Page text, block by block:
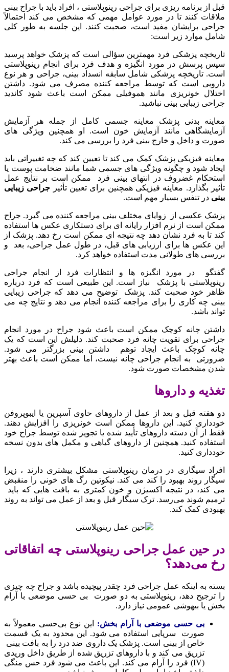
قبل از برنامه ریزی برای جراحی رینوپلاستی ، افراد باید با جراح بینی
ملاقات کنند تا در مورد عوامل مهمی که مشخص می کند احتمالاً
جراحی برایشان مفید است، صحبت کنند. این جلسه به طور کلی
شامل موارد زیر است:
تاریخچه پزشکی فرد مهمترین سؤالی است که پزشک خواهد پرسید
سپس پرسش در مورد انگیزه‌ و هدف فرد برای انجام رینوپلاستی
است. تاریخچه پزشکی شامل سابقه انسداد بینی، جراحی و هر نوع
دارویی است که توسط مراجعه کننده مصرف می شود. داشتن
اختلال خونریزی مانند هموفیلی ممکن است باعث شود کاندید
جراحی زیبایی بینی نباشید.
معاینه بدنی پزشک معاینه جسمی کامل از جمله هر آزمایش
آزمایشگاهی مانند آزمایش خون است. او همچنین ویژگی های
صورت و داخل و خارج بینی فرد را بررسی می کند.
معاینه فیزیکی پزشک کمک می کند تا تعیین کند که چه تغییراتی باید
ایجاد شود و چگونه ویژگی های جسمی شما مانند ضخامت پوست یا
استحکام غضروف در انتهای بینی فرد ممکن است بر نتایج عمل
تأثیر بگذارد. معاینه فیزیکی همچنین برای تعیین تأثیر جراحی زیبایی
بینی در تنفس بسیار مهم است.
پزشک عکسی از زوایای مختلف بینی مراجعه کننده می گیرد. جراح
ممکن است از نرم افزار رایانه ای برای دستکاری عکس ها استفاده
کند تا به فرد نشان دهد چه نتیجه ای ممکن است رخ دهد. پزشک از
این عکس ها برای ارزیابی های قبل، در طول عمل جراحی، بعد و
بررسی های طولانی مدت استفاده خواهد کرد.
گفتگو در مورد انگیزه ها و انتظارات فرد از انجام جراحی
رینوپلاستی با پزشک نیاز است. این طبیعی است که فرد درباره
ظاهر خود صحبت کند. پزشک توضیح می دهد که جراحی زیبایی
بینی چه کاری را برای مراجعه کننده انجام می دهد و نتایج چه می
تواند باشد.
داشتن چانه کوچک ممکن است باعث شود جراح در مورد انجام
جراحی برای تقویت چانه فرد صحبت کند. دلیلش این است که یک
چانه کوچک باعث ایجاد توهم داشتن بینی بزرگتر می شود.
ضرورتی به انجام جراحی چانه نیست، اما ممکن است باعث بهتر
شدن مشخصات صورت شود.
تغذیه و داروها
دو هفته قبل و بعد از عمل از داروهای حاوی آسپرین یا ایبوپروفن
خودداری کنید. این داروها ممکن است خونریزی را افزایش دهند.
فقط از آن دسته داروهای تأیید شده یا تجویز شده توسط جراح خود
استفاده كنید. همچنین از داروهای گیاهی و مکمل های بدون نسخه
خودداری کنید.
افراد سیگاری در درمان رینوپلاستی مشکل بیشتری دارند ، زیرا
سیگار روند بهبود را کند می کند. نیکوتین رگ های خونی را منقبض
می کند، در نتیجه اکسیژن و خون کمتری به بافت هایی که باید
ترمیم شوند می‌رسد. ترک سیگار قبل و بعد از عمل می تواند به روند
بهبودی کمک کند.
در حین عمل جراحی رینوپلاستی چه اتفاقاتی
رخ می‌دهد؟
بسته به اینکه عمل جراحی فرد چقدر پیچیده باشد و جراح چه چیزی
را ترجیح دهد، رینوپلاستی به دو صورت بی حسی موضعی با آرام
بخش یا بیهوشی عمومی نیاز دارد.
بی حسی موضعی با آرام بخش:
این نوع بی‌حسی معمولاً به
صورت سرپایی استفاده می شود. این محدود به یک قسمت
خاص از بینی است. پزشک یک داروی ضد درد را به بافت بینی
تزریق می کند و با داروهای تزریق شده از طریق داخل وریدی
(IV) فرد را آرام می کند. این باعث می شود فرد حس منگی